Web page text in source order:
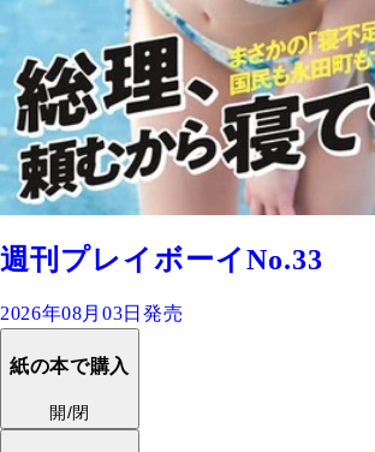
週刊プレイボーイNo.33
2026年08月03日発売
紙の本で購入
開/閉